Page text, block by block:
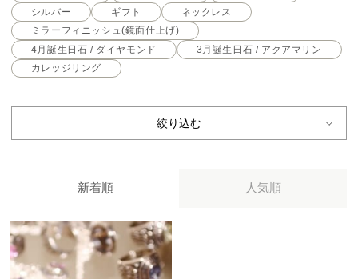
シルバー
ギフト
ネックレス
ミラーフィニッシュ(鏡面仕上げ)
4月誕生日石 / ダイヤモンド
3月誕生日石 / アクアマリン
カレッジリング
絞り込む
新着順 人気順